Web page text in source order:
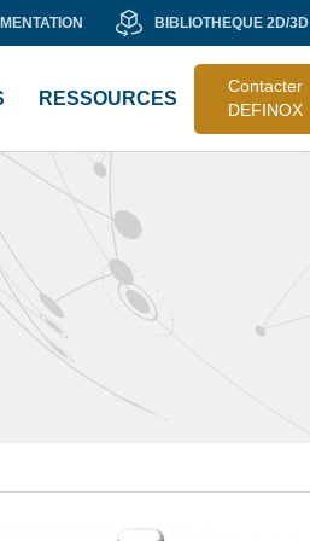
BIBLIOTHEQUE 2D/3D
BIBLIOTHEQUE
RESSOURCES
Contacter
DEFINOX